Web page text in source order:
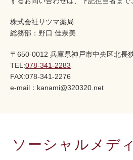
株式会社サツマ薬局
総務部：野口 佳奈美
〒650-0012 兵庫県神戸市中央区北長
TEL:078-341-2283
FAX:078-341-2276
e-mail：kanami@320320.net
ソーシャルメデ